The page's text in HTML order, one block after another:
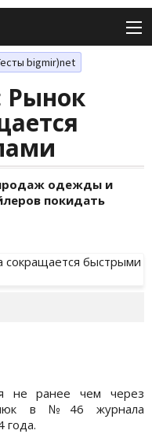
bigmir)net
Рынок
одежды и
покидать
не ранее чем через
в №46 журнала
года.